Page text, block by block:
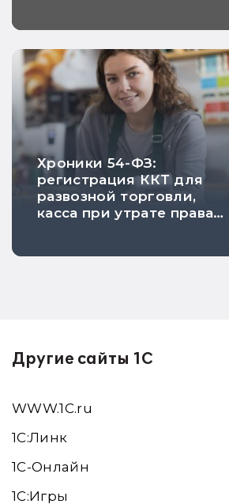
Хроники 54-ФЗ:
регистрация ККТ для
развозной торговли,
касса при утрате права
Другие сайты 1С
WWW.1С.ru
1С:Линк
1С-Онлайн
1C:Игры